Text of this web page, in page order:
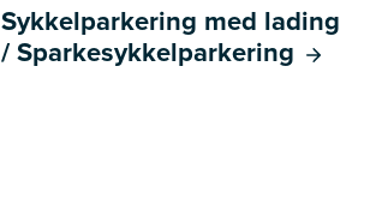
Sykkelparkering med lading
/ Sparkesykkelparkering